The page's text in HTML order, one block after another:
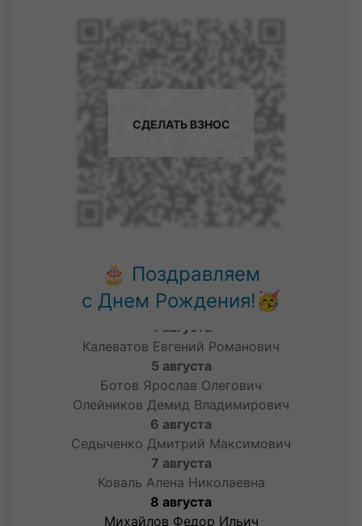
СДЕЛАТЬ ВЗНОС
🎂 Поздравляем
с Днем Рождения!🥳
Якуньков Ярослав Викторович
30 июля
Усов Степан Алексеевич
Харламов Лев Игоревич
Писарцов Данил Максимович
1 августа
Бочаров Тимофей Никитич
Иванов Тимофей Сергеевич
Никифоров Илья Андреевич
Смоленцев Андрей Дмитриевич
2 августа
Силина Анастасия Тимофеевна
4 августа
Калеватов Евгений Романович
5 августа
Ботов Ярослав Олегович
Олейников Демид Владимирович
6 августа
Седыченко Дмитрий Максимович
7 августа
Коваль Алена Николаевна
8 августа
Михайлов Федор Ильич